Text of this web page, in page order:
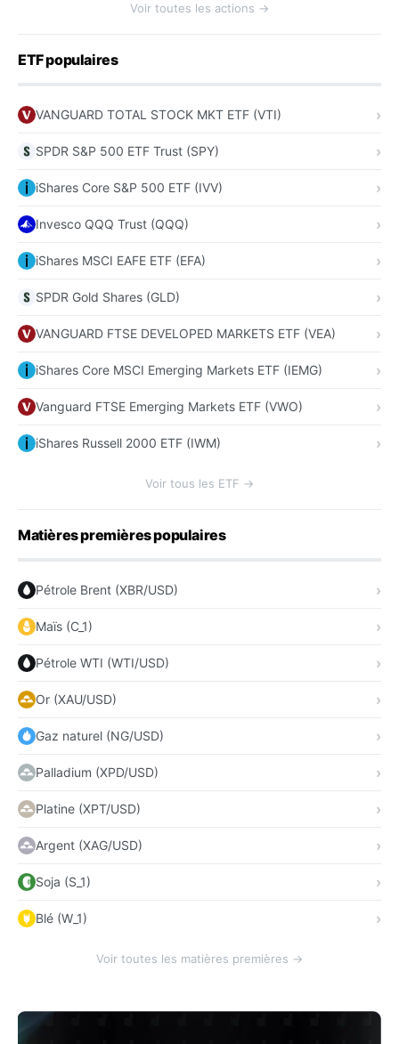
Voir toutes les actions →
ETF populaires
VANGUARD TOTAL STOCK MKT ETF (VTI)
SPDR S&P 500 ETF Trust (SPY)
iShares Core S&P 500 ETF (IVV)
Invesco QQQ Trust (QQQ)
iShares MSCI EAFE ETF (EFA)
SPDR Gold Shares (GLD)
VANGUARD FTSE DEVELOPED MARKETS ETF (VEA)
iShares Core MSCI Emerging Markets ETF (IEMG)
Vanguard FTSE Emerging Markets ETF (VWO)
iShares Russell 2000 ETF (IWM)
Voir tous les ETF →
Matières premières populaires
Pétrole Brent (XBR/USD)
Maïs (C_1)
Pétrole WTI (WTI/USD)
Or (XAU/USD)
Gaz naturel (NG/USD)
Palladium (XPD/USD)
Platine (XPT/USD)
Argent (XAG/USD)
Soja (S_1)
Blé (W_1)
Voir toutes les matières premières →